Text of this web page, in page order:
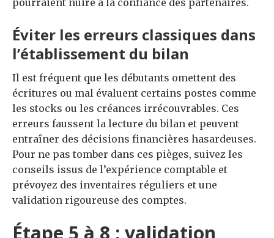
Éviter les erreurs classiques dans
l’établissement du bilan
Il est fréquent que les débutants omettent des
écritures ou mal évaluent certains postes comme
les stocks ou les créances irrécouvrables. Ces
erreurs faussent la lecture du bilan et peuvent
entraîner des décisions financières hasardeuses.
Pour ne pas tomber dans ces pièges, suivez les
conseils issus de l’expérience comptable et
prévoyez des inventaires réguliers et une
validation rigoureuse des comptes.
Étape 5 à 8 : validation,